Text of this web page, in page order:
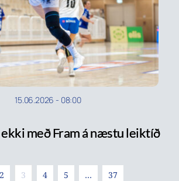
15.06.2026 - 08:00
með Fram á næstu leiktíð
2 3 4 5 … 37